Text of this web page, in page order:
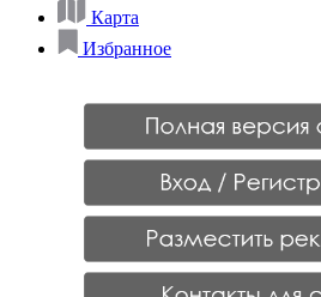
Карта
Избранное